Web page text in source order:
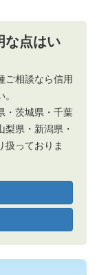
な点はい
ご相談なら信用
・茨城県・千葉
県・新潟県・
扱っておりま